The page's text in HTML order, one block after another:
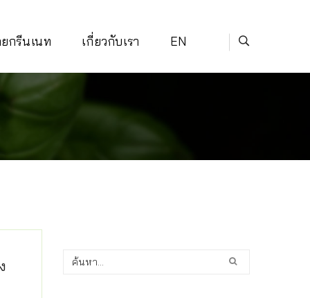
กรีนเนท เกี่ยวกับเรา EN